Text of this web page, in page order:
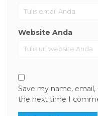
Website Anda
Save my name,
the next time I